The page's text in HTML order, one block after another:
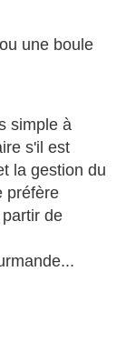
une boule
simple à
s'il est
la gestion du
préfère
de